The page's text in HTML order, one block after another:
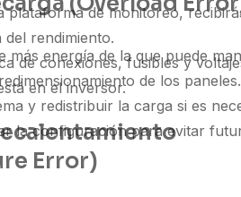
plataforma de monitoreo,
rendimiento.
de conexiones, fusibles y
en el inversor.
más energía de la que puede
de los paneles.
y redistribuir la carga si es
la configuración para evitar
Error)